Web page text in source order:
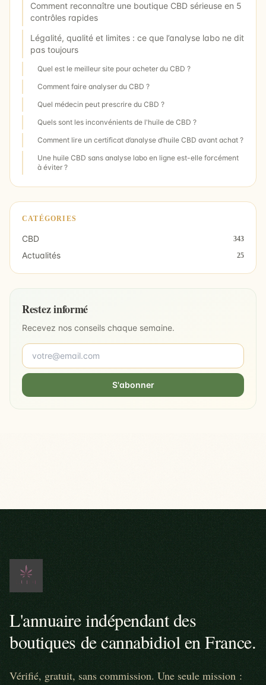
Comment reconnaître une boutique CBD sérieuse en 5
contrôles rapides
Légalité, qualité et limites : ce que l’analyse labo ne dit
pas toujours
Quel est le meilleur site pour acheter du CBD ?
Comment faire analyser du CBD ?
Quel médecin peut prescrire du CBD ?
Quels sont les inconvénients de l'huile de CBD ?
Comment lire un certificat d’analyse d’huile CBD avant achat ?
Une huile CBD sans analyse labo en ligne est-elle forcément
à éviter ?
CATÉGORIES
CBD 343
Actualités 25
Restez informé
Recevez nos conseils chaque semaine.
S'abonner
L'annuaire indépendant des
boutiques de cannabidiol en France.
Vérifié, gratuit, sans commission. Une seule mission :